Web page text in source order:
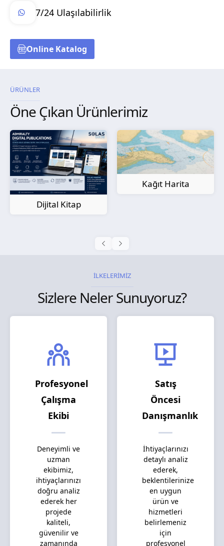
7/24 Ulaşılabilirlik
Online Katalog
ÜRÜNLER
Öne Çıkan Ürünlerimiz
Dijital Kitap
Kağıt Harita
İLKELERİMİZ
Sizlere Neler Sunuyoruz?
Profesyonel
Çalışma
Ekibi
Deneyimli ve
uzman
ekibimiz,
ihtiyaçlarınızı
doğru analiz
ederek her
projede
kaliteli,
güvenilir ve
zamanında
Satış
Öncesi
Danışmanlık
İhtiyaçlarınızı
detaylı analiz
ederek,
beklentilerinize
en uygun
ürün ve
hizmetleri
belirlemeniz
için
profesyonel